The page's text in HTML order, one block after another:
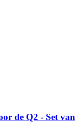
de Q2 -​ Set van